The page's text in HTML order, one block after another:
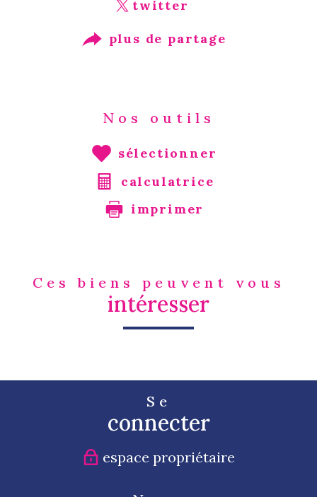
twitter
plus de partage
Nos outils
sélectionner
calculatrice
imprimer
Ces biens peuvent vous
intéresser
Se
connecter
espace propriétaire